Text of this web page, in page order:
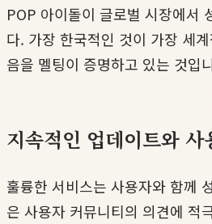
POP 아이돌이 글로벌 시장에서
다. 가장 한국적인 것이 가장 세
음을 멜팅이 증명하고 있는 것입
지속적인 업데이트와 사
훌륭한 서비스는 사용자와 함께
은 사용자 커뮤니티의 의견에 적